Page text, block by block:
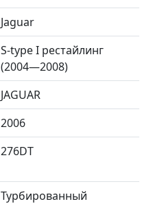
Jaguar
S-type I рестайлинг
(2004—2008)
JAGUAR
2006
276DT
Турбированный